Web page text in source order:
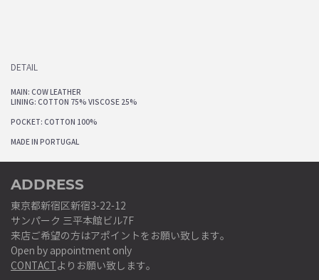
DETAIL
MAIN: COW LEATHER
LINING: COTTON 75% VISCOSE 25%
POCKET: COTTON 100%
MADE IN PORTUGAL
ADDRESS
東京都新宿区新宿3-22-12
サンパーク 三平本館ビル7F
来店ご希望の方はアポイントをお願い致します。
Open by appointment only
CONTACTよりお願い致します。